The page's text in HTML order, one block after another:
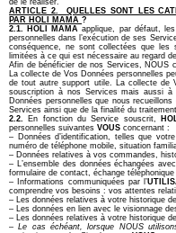
ARTICLE 2.
QUELLES SONT LES
PAR HOLI MAMA ?
2.1.
HOLI MAMAapplique, par défaut,
personnelles dans l’exécution de ses
conséquence, ne sont collectées que les
limitées à ce qui est nécessaire au regard
Afin de bénéficier de nos Services, NOUS
La collecte de Vos Données personnelles
de tout autre support utile. La collecte de
souscription à nos Services mais aussi à
Données personnelles que nous
Services ainsi que de la finalité du
2.2.
En fonction du Service souscrit,
personnelles suivantes VOUS concernant :
– Données d’identification, telles que
numéro de téléphone mobile, situation
– Données relatives à vos commandes,
– L’ensemble des données échangées avec
formulaire de contact, échange
– Informations communiquées par l’
comprendre vos besoins : vos attentes
– Les données relatives à votre historique
– Les données en lien avec le visionnage
– Les données relatives à votre historique
–Le cas échéant, lorsque NOUS